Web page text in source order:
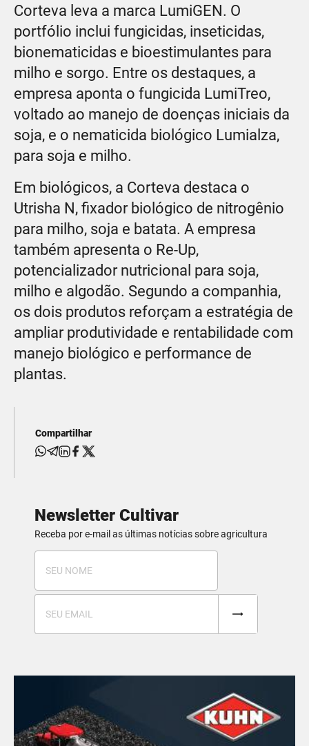
Corteva leva a marca LumiGEN. O
portfólio inclui fungicidas, inseticidas,
bionematicidas e bioestimulantes para
milho e sorgo. Entre os destaques, a
empresa aponta o fungicida LumiTreo,
voltado ao manejo de doenças iniciais da
soja, e o nematicida biológico Lumialza,
para soja e milho.
Em biológicos, a Corteva destaca o
Utrisha N, fixador biológico de nitrogênio
para milho, soja e batata. A empresa
também apresenta o Re-Up,
potencializador nutricional para soja,
milho e algodão. Segundo a companhia,
os dois produtos reforçam a estratégia de
ampliar produtividade e rentabilidade com
manejo biológico e performance de
plantas.
Compartilhar
Newsletter Cultivar
Receba por e-mail as últimas notícias sobre agricultura